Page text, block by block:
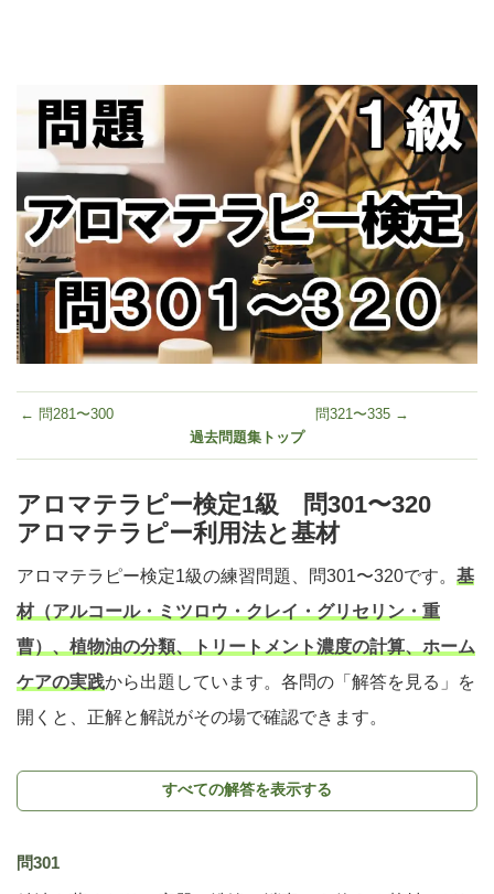
← 問281〜300
過去問題集トップ
問321〜335 →
アロマテラピー検定1級 問301〜320
アロマテラピー利用法と基材
アロマテラピー検定1級の練習問題、問301〜320です。 基
材（アルコール・ミツロウ・クレイ・グリセリン・重
曹）、植物油の分類、トリートメント濃度の計算、ホーム
ケアの実践から出題しています。各問の「解答を見る」を
開くと、正解と解説がその場で確認できます。
すべての解答を表示する
問301